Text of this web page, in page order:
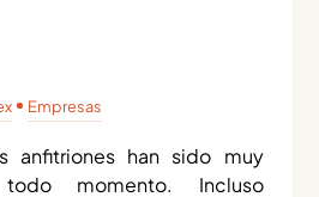
Empresas
anfitriones han sido muy
momento. Incluso